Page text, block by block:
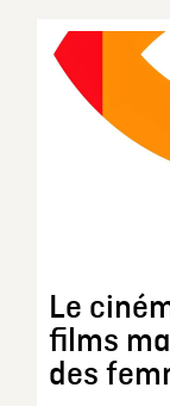
Le
films
des